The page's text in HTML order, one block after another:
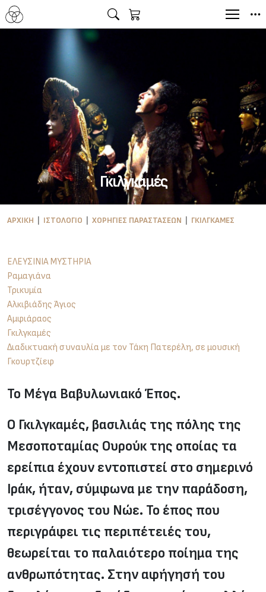
Γκιλγκαμές
ΑΡΧΙΚΉ ΙΣΤΟΛΌΓΙΟ ΧΟΡΗΓΊΕΣ ΠΑΡΑΣΤΆΣΕΩΝ ΓΚΙΛΓΚΑΜΈΣ
ΕΛΕΥΣΙΝΙΑ ΜΥΣΤΗΡΙΑ
Ραμαγιάνα
Τρικυμία
Αλκιβιάδης Άγιος
Αμφιάραος
Γκιλγκαμές
Διαδικτυακή συναυλία με τον Τάκη Πατερέλη, σε μουσική
Γκουρτζίεφ
Το Μέγα Βαβυλωνιακό Έπος.
Ο Γκιλγκαμές, βασιλιάς της πόλης της
Μεσοποταμίας Ουρούκ της οποίας τα
ερείπια έχουν εντοπιστεί στο σημερινό
Ιράκ, ήταν, σύμφωνα με την παράδοση,
τρισέγγονος του Νώε. Το έπος που
περιγράφει τις περιπέτειές του,
θεωρείται το παλαιότερο ποίημα της
ανθρωπότητας. Στην αφήγησή του